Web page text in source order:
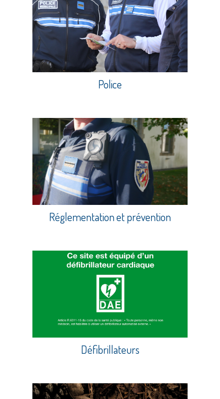
Police
Réglementation et prévention
Défibrillateurs